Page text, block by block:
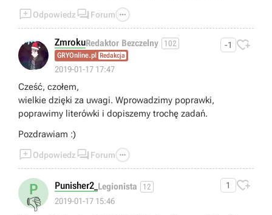
Odpowiedz  Forum 
👍
ZmrokuRedaktor Bezczelny 102
GRYOnline.pl Redakcja
2019-01-17 17:47
-1 
Cześć, czołem,
wielkie dzięki za uwagi. Wprowadzimy poprawki,
poprawimy literówki i dopiszemy trochę zadań.
Pozdrawiam :)
Odpowiedz  Forum 
P
👎
Punisher2_ Legionista 12
2019-01-17 15:46
1 